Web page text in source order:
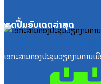
ດປື້ມອັບເດດລ່າສຸດ
ເອກະສານກອງປະຊຸມວຽກງານການ